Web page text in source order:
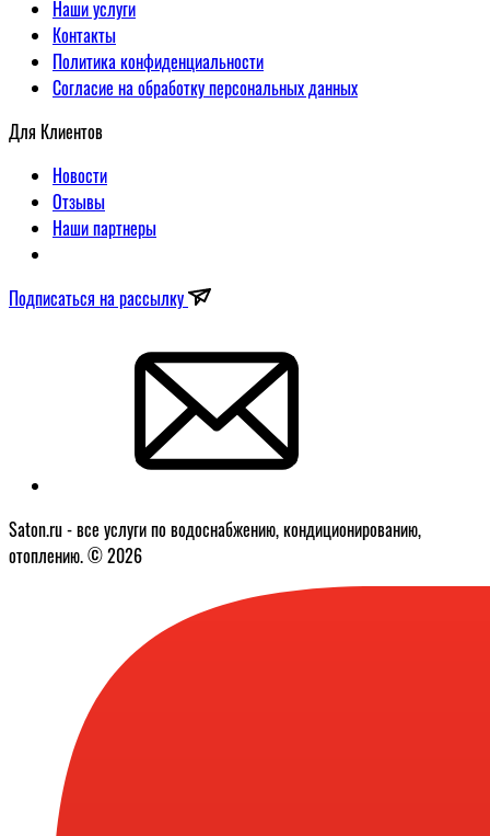
Наши услуги
Контакты
Политика конфиденциальности
Согласие на обработку персональных данных
Для Клиентов
Новости
Отзывы
Наши партнеры
Подписаться на рассылку
Saton.ru - все услуги по водоснабжению, кондиционированию,
отоплению. © 2026